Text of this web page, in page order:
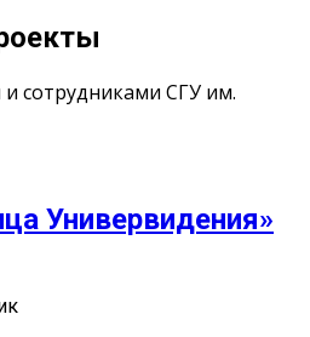
сотрудниками СГУ им.
Универвидения»